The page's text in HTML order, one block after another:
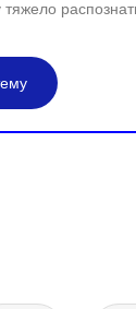
тяжело